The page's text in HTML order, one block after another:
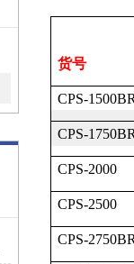
货号
CPS-
CPS-
CPS-2000
CPS-2500
CPS-